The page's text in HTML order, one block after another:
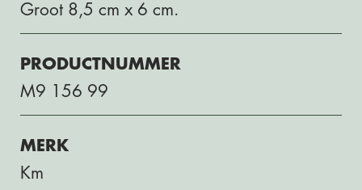
Groot 8,5 cm x 6 cm.
PRODUCTNUMMER
M9 156 99
MERK
Km